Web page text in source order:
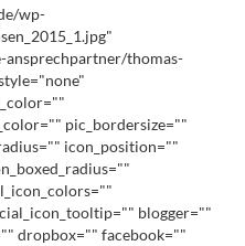
wp-
ansprechpartner/thomas-
pic_bordersize=""
icon_position=""
blogger=""
dropbox="" facebook=""